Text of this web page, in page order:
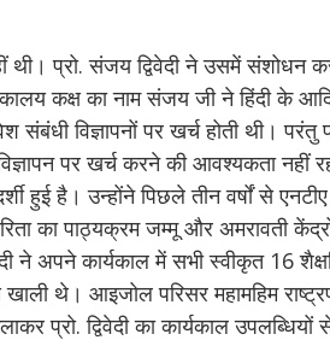
प्रो. संजय द्विवेदी ने उसमें संशोधन
कक्ष का नाम संजय जी ने हिंदी के
विज्ञापनों पर खर्च होती थी। परंतु
पर खर्च करने की आवश्यकता नहीं
हुई है। उन्होंने पिछले तीन वर्षों से
का पाठ्यक्रम जम्मू और अमरावती
ने अपने कार्यकाल में सभी स्वीकृत 16
थे। आइजोल परिसर महामहिम
प्रो. द्विवेदी का कार्यकाल उपलब्धियों